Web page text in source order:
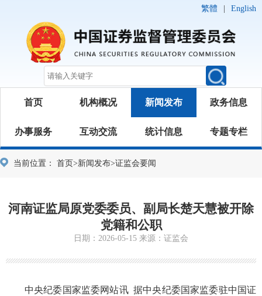
繁體 English
首页 机构概况 新闻发布 政务信息
办事服务 互动交流 统计信息 专题专栏
当前位置： 首页>新闻发布>证监会要闻
河南证监局原党委委员、副局长楚天慧被开除
党籍和公职
日期：2026-05-15 来源：证监会
中央纪委国家监委网站讯 据中央纪委国家监委驻中国证